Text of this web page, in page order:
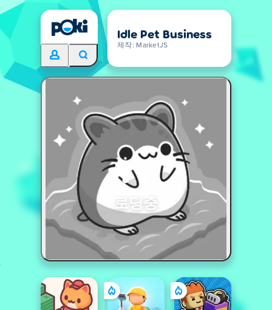
Idle Pet Business
제작: MarketJS
로딩중